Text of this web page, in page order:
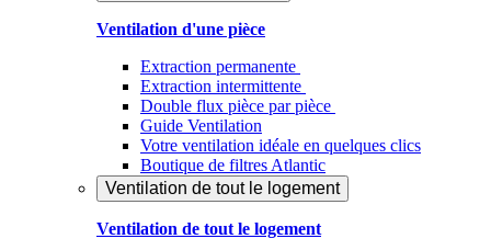
Ventilation d'une pièce
Extraction permanente
Extraction intermittente
Double flux pièce par pièce
Guide Ventilation
Votre ventilation idéale en quelques clics
Boutique de filtres Atlantic
Ventilation de tout le logement
Ventilation de tout le logement